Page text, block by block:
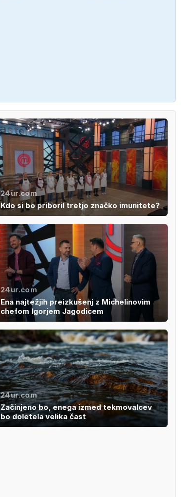
24ur.com
Kdo si bo priboril tretjo značko imunitete?
24ur.com
Ena najtežjih preizkušenj z Michelinovim
chefom Igorjem Jagodicem
24ur.com
Začinjeno bo, enega izmed tekmovalcev
bo doletela velika čast